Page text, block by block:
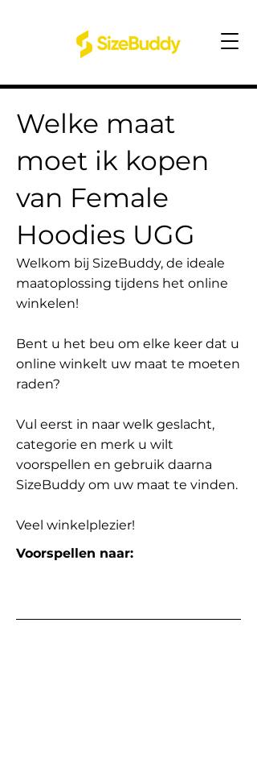
Welke maat
moet ik kopen
van Female
Hoodies UGG
Welkom bij SizeBuddy, de ideale
maatoplossing tijdens het online
winkelen!
Bent u het beu om elke keer dat u
online winkelt uw maat te moeten
raden?
Vul eerst in naar welk geslacht,
categorie en merk u wilt
voorspellen en gebruik daarna
SizeBuddy om uw maat te vinden.
Veel winkelplezier!
Voorspellen naar: